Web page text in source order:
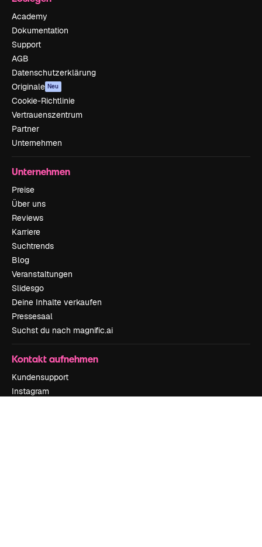
Academy
Dokumentation
Support
AGB
Datenschutzerklärung
Originale Neu
Cookie-Richtlinie
Vertrauenszentrum
Partner
Unternehmen
Unternehmen
Preise
Über uns
Reviews
Karriere
Suchtrends
Blog
Veranstaltungen
Slidesgo
Deine Inhalte verkaufen
Pressesaal
Suchst du nach magnific.ai
Kontakt aufnehmen
Kundensupport
Instagram